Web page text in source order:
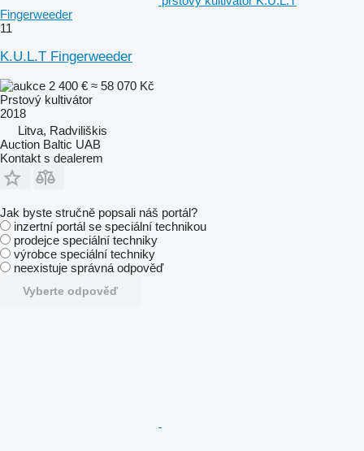
Fingerweeder
11
K.U.L.T Fingerweeder
2 400 € ≈ 58 070 Kč
Prstový kultivátor
2018
Litva, Radviliškis
Auction Baltic UAB
Kontakt s dealerem
Jak byste stručně popsali náš portál?
inzertní portál se speciální technikou
prodejce speciální techniky
výrobce speciální techniky
neexistuje správná odpověď
Vyberte odpověď